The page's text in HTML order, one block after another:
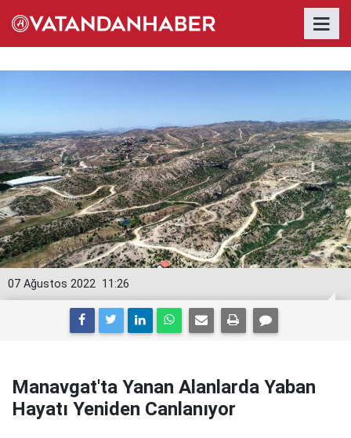
11:26
07 Ağustos 2022
Manavgat'ta Yanan Alanlarda Yaban
Hayatı Yeniden Canlanıyor